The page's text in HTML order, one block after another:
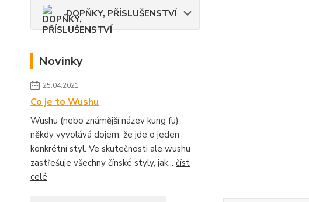
DOPŇKY, PŘÍSLUŠENSTVÍ
Novinky
25.04.2021
Co je to Wushu
Wushu (nebo známější název kung fu)
někdy vyvolává dojem, že jde o jeden
konkrétní styl. Ve skutečnosti ale wushu
zastřešuje všechny čínské styly, jak... číst
celé